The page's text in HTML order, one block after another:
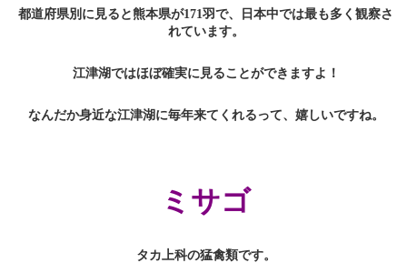
都道府県別に見ると熊本県が171羽で、日本中では最も多く観察さ
れています。
江津湖ではほぼ確実に見ることができますよ！
なんだか身近な江津湖に毎年来てくれるって、嬉しいですね。
ミサゴ
タカ上科の猛禽類です。